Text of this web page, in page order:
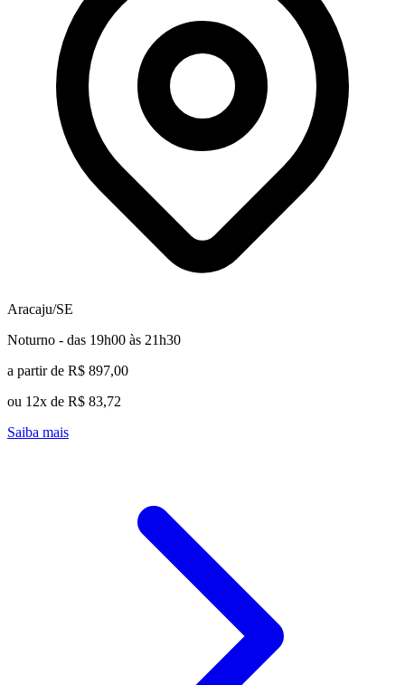
Aracaju/SE
Noturno - das 19h00 às 21h30
a partir de R$ 897,00
ou 12x de R$ 83,72
Saiba mais